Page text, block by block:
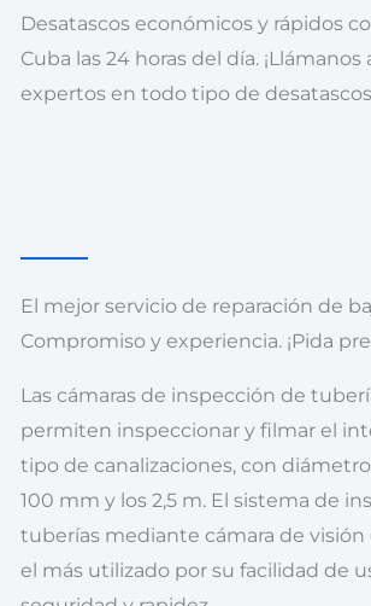
Desatascos económicos y rápidos
Cuba las 24 horas del día. ¡Llámanos
expertos en todo tipo de
El mejor servicio de reparación de
Compromiso y experiencia. ¡Pida
Las cámaras de inspección de
permiten inspeccionar y filmar el
tipo de canalizaciones, con
100 mm y los 2,5 m. El sistema de
tuberías mediante cámara de visión
el más utilizado por su facilidad de